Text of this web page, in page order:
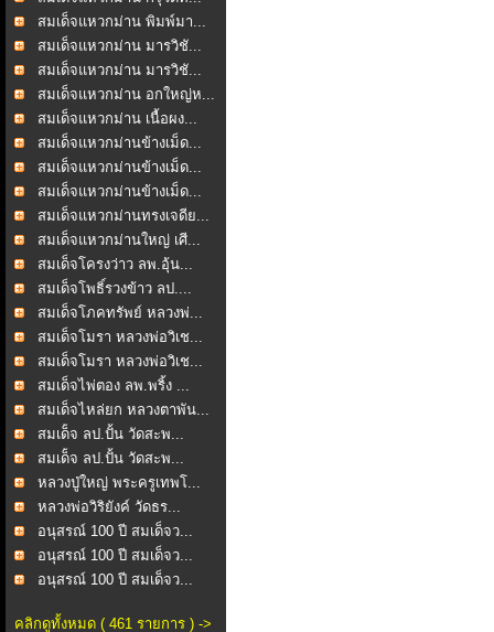
สมเด็จแหวกม่าน พิมพ์มา...
สมเด็จแหวกม่าน มารวิชั...
สมเด็จแหวกม่าน มารวิชั...
สมเด็จแหวกม่าน อกใหญ่ห...
สมเด็จแหวกม่าน เนื้อผง...
สมเด็จแหวกม่านข้างเม็ด...
สมเด็จแหวกม่านข้างเม็ด...
สมเด็จแหวกม่านข้างเม็ด...
สมเด็จแหวกม่านทรงเจดีย...
สมเด็จแหวกม่านใหญ่ เศี...
สมเด็จโครงว่าว ลพ.อุ้น...
สมเด็จโพธิ์รวงข้าว ลป....
สมเด็จโภคทรัพย์ หลวงพ่...
สมเด็จโมรา หลวงพ่อวิเช...
สมเด็จโมรา หลวงพ่อวิเช...
สมเด็จไพ่ตอง ลพ.พริ้ง ...
สมเด็จไหล่ยก หลวงตาพัน...
สมเด็ํจ ลป.ปั้น วัดสะพ...
สมเด็ํจ ลป.ปั้น วัดสะพ...
หลวงปู่ใหญ่ พระครูเทพโ...
หลวงพ่อวิริยังค์ วัดธร...
อนุสรณ์ 100 ปี สมเด็จว...
อนุสรณ์ 100 ปี สมเด็จว...
อนุสรณ์ 100 ปี สมเด็จว...
คลิกดูทั้งหมด ( 461 รายการ ) ->